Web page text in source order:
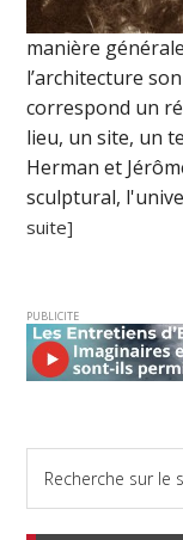
manière
l’architecture
correspond un
lieu, un site, un
Herman et
sculptural,
suite]
PUBLICITE